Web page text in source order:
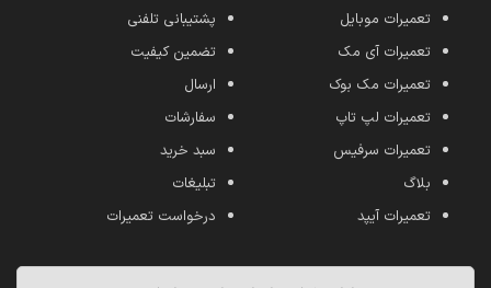
تعمیرات موبایل
تعمیرات آی مک
تعمیرات مک بوک
تعمیرات لپ تاپ
تعمیرات سرفیس
بلاگ
تعمیرات آیپد
پشتیبانی تلفنی
تضمین کیفیت
ارسال
سفارشات
سبد خرید
تبلیغات
درخواست تعمیرات